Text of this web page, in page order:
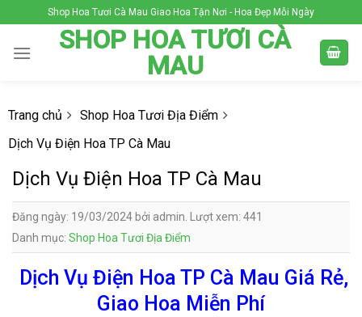
to
content
Shop Hoa Tươi Cà Mau Giao Hoa Tận Nơi - Hoa Đẹp Mỗi Ngày
SHOP HOA TƯƠI CÀ
MAU
Trang chủ
Shop Hoa Tươi Địa Điểm
Dịch Vụ Điện Hoa TP Cà Mau
Dịch Vụ Điện Hoa TP Cà Mau
Đăng ngày: 19/03/2024 bởi admin. Lượt xem: 441
Danh mục: Shop Hoa Tươi Địa Điểm
Dịch Vụ Điện Hoa TP Cà Mau Giá Rẻ,
Giao Hoa Miễn Phí